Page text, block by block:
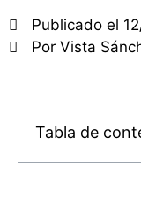
Publicado el
Por Vista
Tabla de